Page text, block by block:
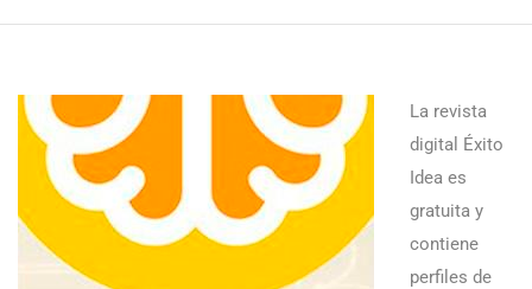
La revista
digital Éxito
Idea es
gratuita y
contiene
perfiles de